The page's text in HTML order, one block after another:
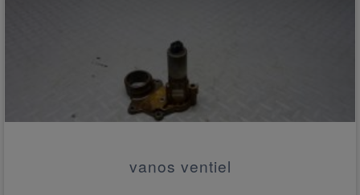
vanos ventiel